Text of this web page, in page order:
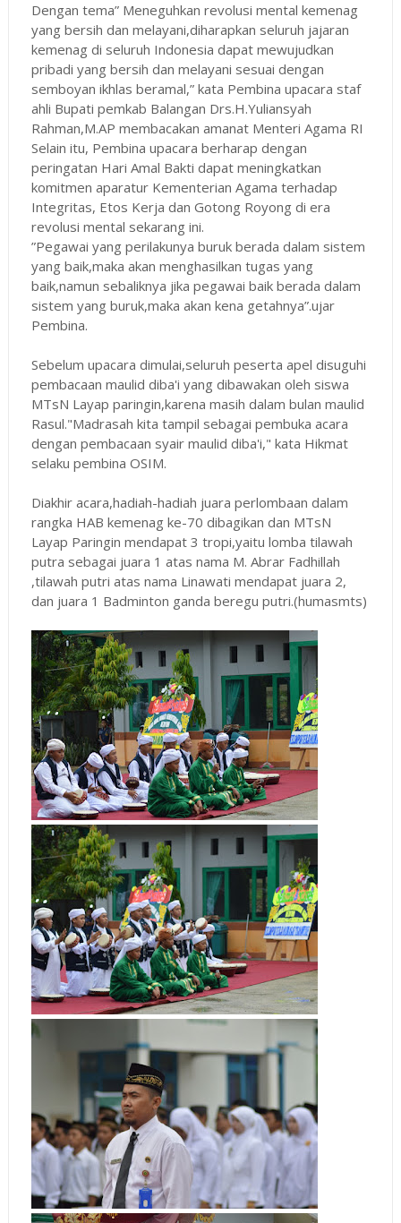
Dengan tema” Meneguhkan revolusi mental kemenag
yang bersih dan melayani,diharapkan seluruh jajaran
kemenag di seluruh Indonesia dapat mewujudkan
pribadi yang bersih dan melayani sesuai dengan
semboyan ikhlas beramal,” kata Pembina upacara staf
ahli Bupati pemkab Balangan Drs.H.Yuliansyah
Rahman,M.AP membacakan amanat Menteri Agama RI
Selain itu, Pembina upacara berharap dengan
peringatan Hari Amal Bakti dapat meningkatkan
komitmen aparatur Kementerian Agama terhadap
Integritas, Etos Kerja dan Gotong Royong di era
revolusi mental sekarang ini.
”Pegawai yang perilakunya buruk berada dalam sistem
yang baik,maka akan menghasilkan tugas yang
baik,namun sebaliknya jika pegawai baik berada dalam
sistem yang buruk,maka akan kena getahnya”.ujar
Pembina.
Sebelum upacara dimulai,seluruh peserta apel disuguhi
pembacaan maulid diba'i yang dibawakan oleh siswa
MTsN Layap paringin,karena masih dalam bulan maulid
Rasul."Madrasah kita tampil sebagai pembuka acara
dengan pembacaan syair maulid diba'i," kata Hikmat
selaku pembina OSIM.
Diakhir acara,hadiah-hadiah juara perlombaan dalam
rangka HAB kemenag ke-70 dibagikan dan MTsN
Layap Paringin mendapat 3 tropi,yaitu lomba tilawah
putra sebagai juara 1 atas nama M. Abrar Fadhillah
,tilawah putri atas nama Linawati mendapat juara 2,
dan juara 1 Badminton ganda beregu putri.(humasmts)